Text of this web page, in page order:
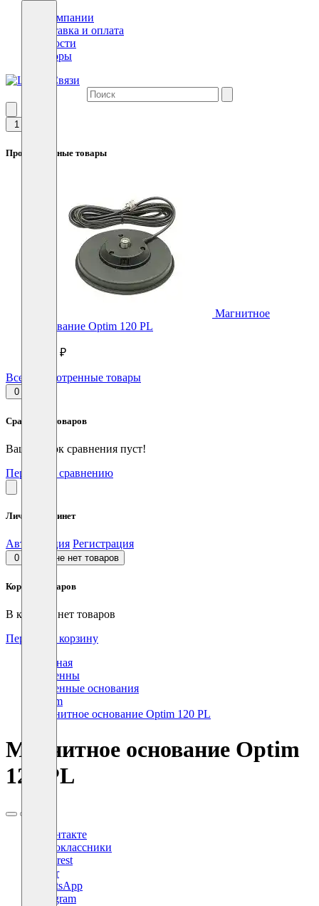
О компании
Доставка и оплата
Новости
Обзоры
1
Просмотренные товары
Магнитное
основание Optim 120 PL
1950 ₽
Все просмотренные товары
0
Сравнение товаров
Ваш список сравнения пуст!
Перейти к сравнению
Личный кабинет
Авторизация Регистрация
0 В корзине нет товаров
Корзина товаров
В корзине нет товаров
Перейти в корзину
Главная
Антенны
Антенные основания
Optim
Магнитное основание Optim 120 PL
Магнитное основание Optim
120 PL
ВКонтакте
Одноклассники
Pinterest
Viber
WhatsApp
Telegram